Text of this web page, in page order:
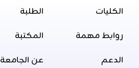
الكليات
روابط مهمة
الدعم
الطلبة
المكتبة
عن الجامعة